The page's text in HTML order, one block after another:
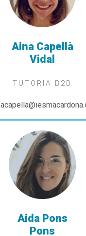
Aina Capellà
Vidal
TUTORIA B2B
Aida Pons
Pons